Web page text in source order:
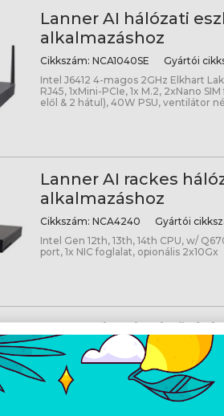
Lanner AI hálózati
alkalmazáshoz
Cikkszám: NCA1040SE Gyártói
Intel J6412 4-magos 2GHz Elkhart
RJ45, 1xMini-PCIe, 1x M.2, 2xNano
elől & 2 hátul), 40W PSU, ventilátor
Lanner AI rackes
alkalmazáshoz
Cikkszám: NCA4240 Gyártói
Intel Gen 12th, 13th, 14th CPU, w/
port, 1x NIC foglalat, opionális 2x10Gx
Lanner ipari
5G rendszerekhez
Cikkszám: Gyártói cikkszám:
NVIDIA Jetson Orin NX (70 TOPs)
key (PCIex4) 128GB NVMe SSD